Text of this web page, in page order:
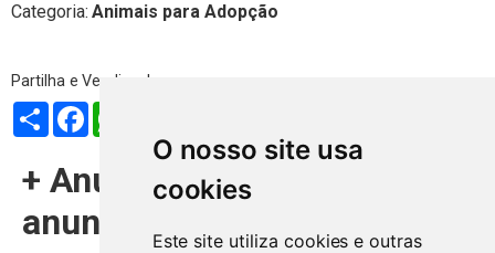
O nosso site usa
cookies
Este site utiliza cookies e outras
Categoria: Animais para Adopção
PartilharFacebook
+ Anúncios deste
anunciante